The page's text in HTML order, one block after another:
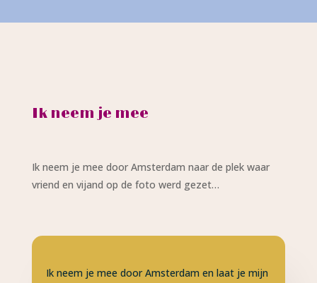
Ik neem je mee
Ik neem je mee door Amsterdam naar de plek waar
vriend en vijand op de foto werd gezet…
Ik neem je mee door Amsterdam en laat je mijn